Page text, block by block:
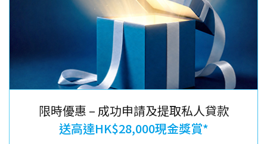
限時優惠 – 成功申請及提取私人貸款
送高達HK$28,000現金獎賞*